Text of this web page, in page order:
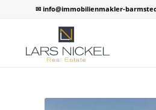
✉ info@immobilienmakler-